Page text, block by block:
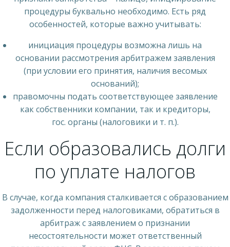
процедуры буквально необходимо. Есть ряд
особенностей, которые важно учитывать:
инициация процедуры возможна лишь на
основании рассмотрения арбитражем заявления
(при условии его принятия, наличия весомых
оснований);
правомочны подать соответствующее заявление
как собственники компании, так и кредиторы,
гос. органы (налоговики и т. п.).
Если образовались долги
по уплате налогов
В случае, когда компания сталкивается с образованием
задолженности перед налоговиками, обратиться в
арбитраж с заявлением о признании
несостоятельности может ответственный